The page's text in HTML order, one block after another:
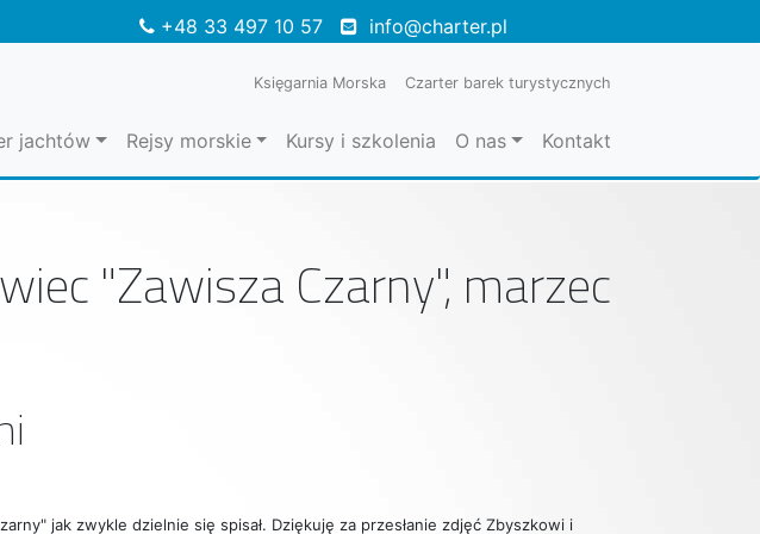
+48 33 497 10 57 info@charter.pl
Księgarnia Morska Czarter barek turystycznych
jachtów Rejsy morskie Kursy i szkolenia O nas Kontakt
"Zawisza Czarny", marzec
jak zwykle dzielnie się spisał. Dziękuję za przesłanie zdjęć Zbyszkowi i